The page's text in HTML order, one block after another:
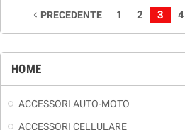
HOME
ACCESSORI AUTO-MOTO
ACCESSORI CELLULARE
navigate_before PRECEDENTE 1 2 3 4